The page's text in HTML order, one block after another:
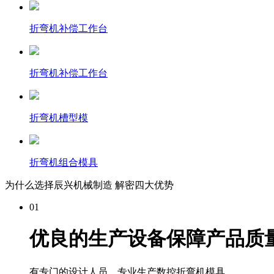
折弯机补偿工作台
折弯机补偿工作台
折弯机槽型模
折弯机组合模具
为什么选择辰兴机械制造 解密四大优势
01
优良的生产设备保障产品质
有专门的设计人员，专业生产数控折弯机模具